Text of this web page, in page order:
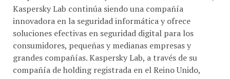
Kaspersky Lab continúa siendo una compañía
innovadora en la seguridad informática y ofrece
soluciones efectivas en seguridad digital para los
consumidores, pequeñas y medianas empresas y
grandes compañías. Kaspersky Lab, a través de su
compañía de holding registrada en el Reino Unido,